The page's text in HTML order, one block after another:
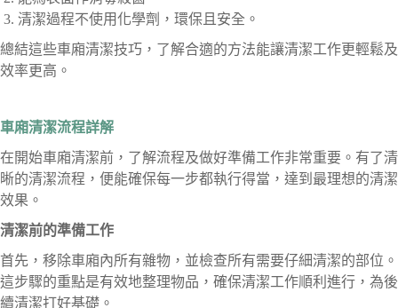
清潔過程不使用化學劑，環保且安全。
總結這些車廂清潔技巧，了解合適的方法能讓清潔工作更輕鬆及
效率更高。
車廂清潔流程詳解
在開始車廂清潔前，了解流程及做好準備工作非常重要。有了清
晰的清潔流程，便能確保每一步都執行得當，達到最理想的清潔
效果。
清潔前的準備工作
首先，移除車廂內所有雜物，並檢查所有需要仔細清潔的部位。
這步驟的重點是有效地整理物品，確保清潔工作順利進行，為後
續清潔打好基礎。